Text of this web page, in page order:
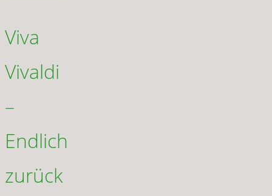
Viva
Vivaldi
–
Endlich
zurück